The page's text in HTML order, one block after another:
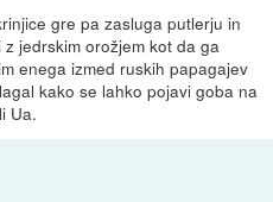
gre pa zasluga putlerju in
jedrskim orožjem kot da ga
enega izmed ruskih papagajev
kako se lahko pojavi goba na
Ua.